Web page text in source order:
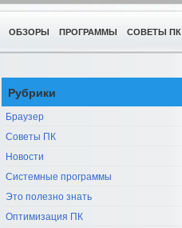
ОБЗОРЫ ПРОГРАММЫ СОВЕТЫ ПК
Рубрики
Браузер
Советы ПК
Новости
Системные программы
Это полезно знать
Оптимизация ПК